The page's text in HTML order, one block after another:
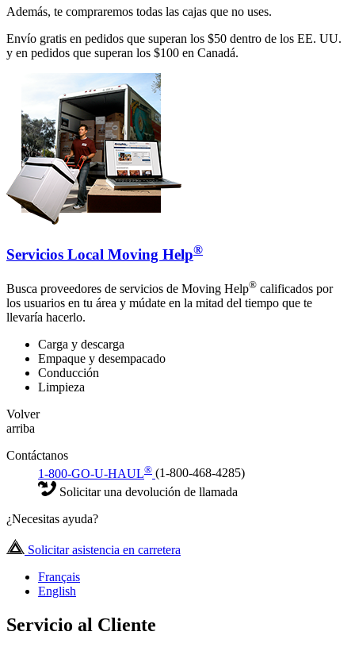
Además, te compraremos todas las cajas que no uses.
Envío gratis en pedidos que superan los $50 dentro de los EE. UU.
y en pedidos que superan los $100 en Canadá.
Servicios Local Moving Help®
Busca proveedores de servicios de Moving Help® calificados por
los usuarios en tu área y múdate en la mitad del tiempo que te
llevaría hacerlo.
Carga y descarga
Empaque y desempacado
Conducción
Limpieza
Volver
arriba
Contáctanos
1-800-GO-U-HAUL® (1-800-468-4285)
Solicitar una devolución de llamada
¿Necesitas ayuda?
Solicitar asistencia en carretera
Français
English
Servicio al Cliente